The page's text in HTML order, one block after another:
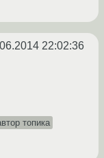
22:02:36
топика